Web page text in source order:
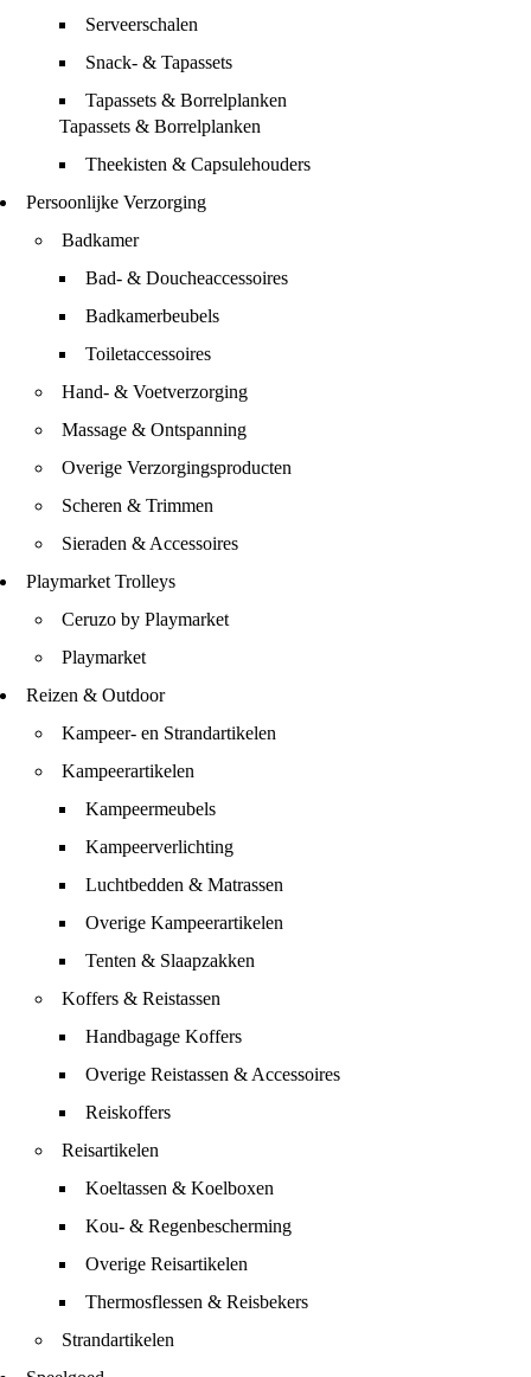
Serveerschalen
Snack- & Tapassets
Tapassets & Borrelplanken
Tapassets & Borrelplanken
Theekisten & Capsulehouders
Persoonlijke Verzorging
Badkamer
Bad- & Doucheaccessoires
Badkamerbeubels
Toiletaccessoires
Hand- & Voetverzorging
Massage & Ontspanning
Overige Verzorgingsproducten
Scheren & Trimmen
Sieraden & Accessoires
Playmarket Trolleys
Ceruzo by Playmarket
Playmarket
Reizen & Outdoor
Kampeer- en Strandartikelen
Kampeerartikelen
Kampeermeubels
Kampeerverlichting
Luchtbedden & Matrassen
Overige Kampeerartikelen
Tenten & Slaapzakken
Koffers & Reistassen
Handbagage Koffers
Overige Reistassen & Accessoires
Reiskoffers
Reisartikelen
Koeltassen & Koelboxen
Kou- & Regenbescherming
Overige Reisartikelen
Thermosflessen & Reisbekers
Strandartikelen